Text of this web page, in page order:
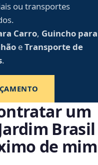
ou transportes
Carro, Guincho para
eTransporte de
.
um
Brasil
de mim